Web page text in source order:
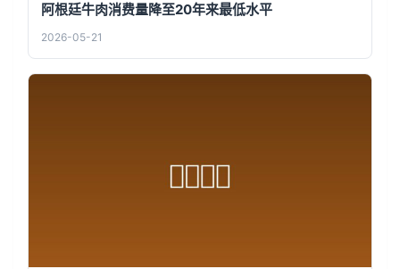
阿根廷牛肉消费量降至20年来最低水平
2026-05-21